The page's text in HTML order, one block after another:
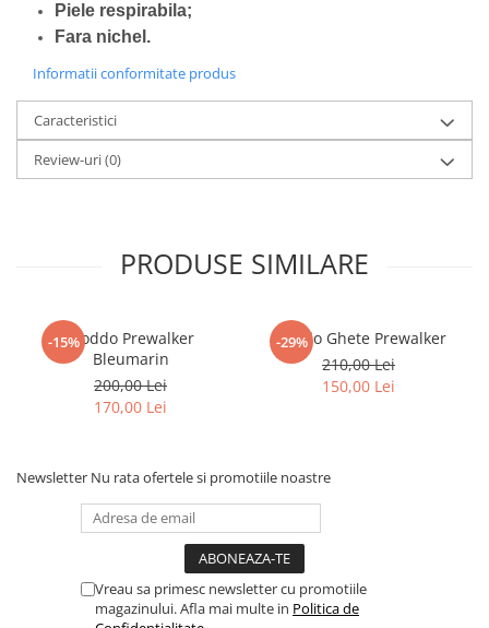
Piele respirabila;
Fara nichel.
Informatii conformitate produs
Caracteristici
Review-uri(0)
PRODUSE SIMILARE
-15%Froddo Prewalker
Bleumarin
200,00 Lei
170,00 Lei
-29%
Froddo Ghete Prewalker
210,00 Lei
150,00 Lei
Newsletter Nu rata ofertele si promotiile noastre
Vreau sa primesc newsletter cu promotiile
magazinului. Afla mai multe in Politica de